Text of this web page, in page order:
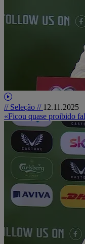
// Seleção // 12.11.2025
«Ficou quase proibido